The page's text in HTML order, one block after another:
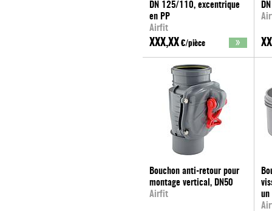
DN 125/110, excentrique
en PP
Airfit
XXX,XX €/pièce
Bouchon anti-retour pour
montage vertical, DN50
Airfit
un